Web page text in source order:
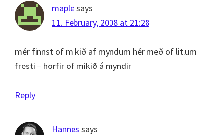
maplesays
11. February, 2008 at 21:28
mér finnst of mikið af myndum hér með of litlum
fresti – horfir of mikið á myndir
Reply
Hannes says